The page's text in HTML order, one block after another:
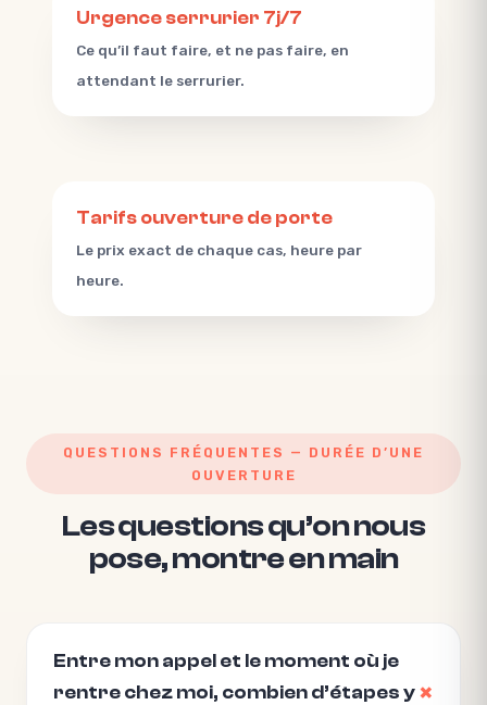
Urgence serrurier 7j/7
Ce qu’il faut faire, et ne pas faire, en
attendant le serrurier.
Tarifs ouverture de porte
Le prix exact de chaque cas, heure par
heure.
QUESTIONS FRÉQUENTES — DURÉE D’UNE
OUVERTURE
Les questions qu’on nous
pose, montre en main
Entre mon appel et le moment où je
rentre chez moi, combien d’étapes y